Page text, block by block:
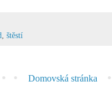
, štěstí
Domovská stránka